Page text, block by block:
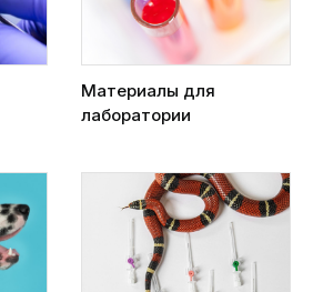
Материалы для
лаборатории